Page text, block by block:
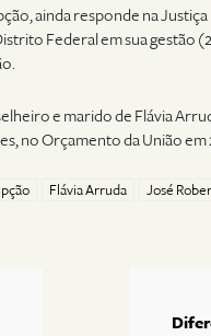
ainda responde na
Federal em sua gestão
e marido de Flávia
no Orçamento da União em
Flávia Arruda José